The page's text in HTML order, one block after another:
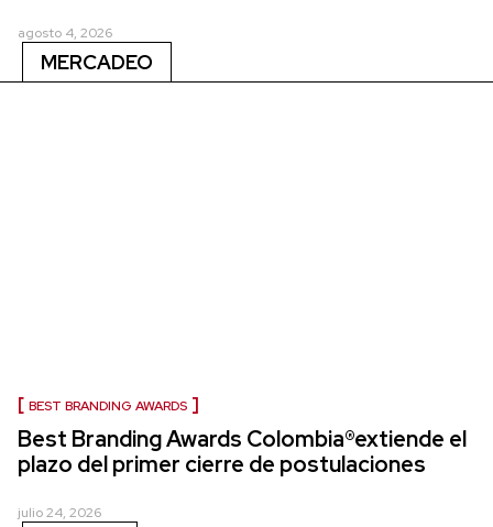
agosto 4, 2026
MERCADEO
BEST BRANDING AWARDS
Best Branding Awards Colombia®extiende el
plazo del primer cierre de postulaciones
julio 24, 2026